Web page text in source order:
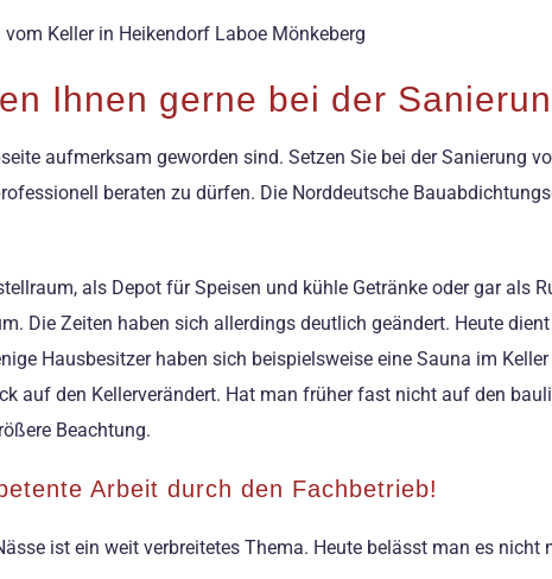
Keller in Heikendorf Laboe Mönkeberg
Ihnen gerne bei der
aufmerksam geworden sind. Setzen Sie bei der Sanierung
beraten zu dürfen. Die Norddeutsche
als Depot für Speisen und kühle Getränke oder gar als
Die Zeiten haben sich allerdings deutlich geändert. Heute
Hausbesitzer haben sich beispielsweise eine Sauna im
auf den Kellerverändert. Hat man früher fast nicht auf den
Beachtung.
Arbeit durch den Fachbetrieb!
ist ein weit verbreitetes Thema. Heute belässt man es